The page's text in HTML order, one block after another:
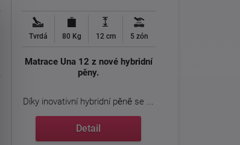
Tvrdá 80 Kg 12 cm 5 zón
Matrace Una 12 z nové hybridní
pěny.
Díky inovativní hybridní pěně se ...
Detail